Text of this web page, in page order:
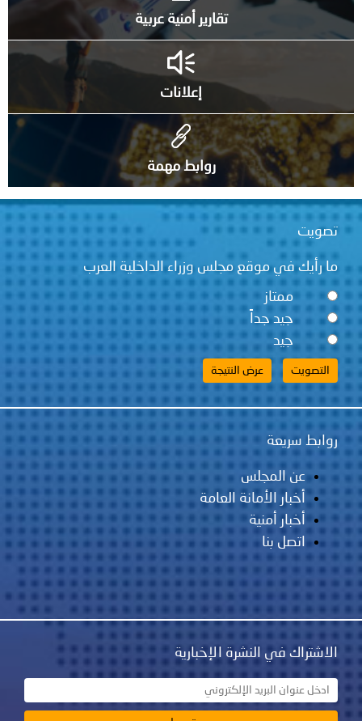
تقارير أمنية عربية
إعلانات
روابط مهمة
تصويت
ما رأيك في موقع مجلس وزراء الداخلية العرب
ممتاز
جيد جداً
جيد
روابط سريعة
عن المجلس
أخبار الأمانة العامة
أخبار أمنية
اتصل بنا
الاشتراك في النشرة الإخبارية